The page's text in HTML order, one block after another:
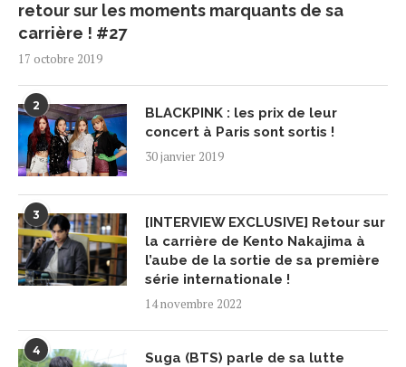
retour sur les moments marquants de sa
carrière ! #27
17 octobre 2019
2
BLACKPINK : les prix de leur
concert à Paris sont sortis !
30 janvier 2019
3
[INTERVIEW EXCLUSIVE] Retour sur
la carrière de Kento Nakajima à
l’aube de la sortie de sa première
série internationale !
14 novembre 2022
4
Suga (BTS) parle de sa lutte